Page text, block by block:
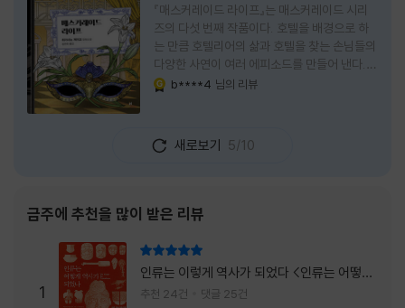
『매스커레이드 라이프』는 매스커레이드 시리
즈의 다섯 번째 작품이다. 호텔을 배경으로 하
는 만큼 호텔리어의 삶과 호텔을 찾는 손님들의
다양한 사연이 여러 에피소드를 만들어 낸다.
주인공은 호텔리어로서의 완벽함을 꿈꾸는 야
는 과정에서 나오미가 다치게 되자, 고스케는
모든 책임을 지고 형사직에서 물러난다. 하지만
을 받게 된다. 그렇게 끝난 4권 이후, 나는 5권
이 출간되기만을 기다렸다. 형사가 아닌 호텔리
어가 된 닛타 고스케의 모습이 무척 궁금했기
때문이다. 그동안 호텔에서 잠복 수사를 하며
어설픈 호텔리어의 가면을 쓰고 있었다면, 이제
는 가면
b****4 님의 리뷰
새로보기 5/10
금주에 추천을 많이 받은 리뷰
1
인류는 이렇게 역사가 되었다 <인류는 어떻게
역사가 되었나>
추천 24건 댓글 25건